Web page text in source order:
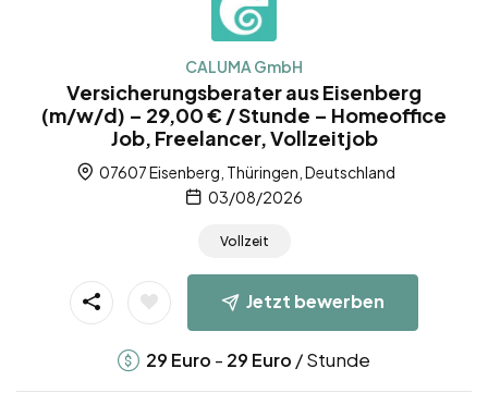
CALUMA GmbH
Versicherungsberater aus Eisenberg
(m/w/d) – 29,00 € / Stunde – Homeoffice
Job, Freelancer, Vollzeitjob
07607 Eisenberg, Thüringen, Deutschland
03/08/2026
Vollzeit
Jetzt bewerben
29 Euro - 29 Euro / Stunde